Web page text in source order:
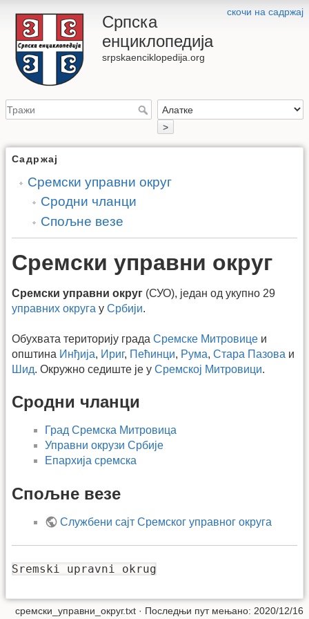
скочи на садржај
Српска
енциклопедија
srpskaenciklopedija.org
>
Садржај
Сремски управни округ
Сродни чланци
Спољне везе
Сремски управни округ
Сремски управни округ (СУО), један од укупно 29
управних округа у Србији.
Обухвата територију града Сремске Митровице и
општина Инђија, Ириг, Пећинци, Рума, Стара Пазова и
Шид. Окружно седиште је у Сремској Митровици.
Сродни чланци
Град Сремска Митровица
Управни окрузи Србије
Епархија сремска
Спољне везе
Службени сајт Сремског управног округа
Sremski upravni okrug
сремски_управни_округ.txt · Последњи пут мењано: 2020/12/16